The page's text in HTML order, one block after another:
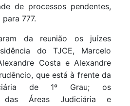
de processos pendentes,
777.
da reunião os juízes
do TJCE, Marcelo
Costa e Alexandre
que está à frente da
de 1º Grau; os
das Áreas Judiciária e